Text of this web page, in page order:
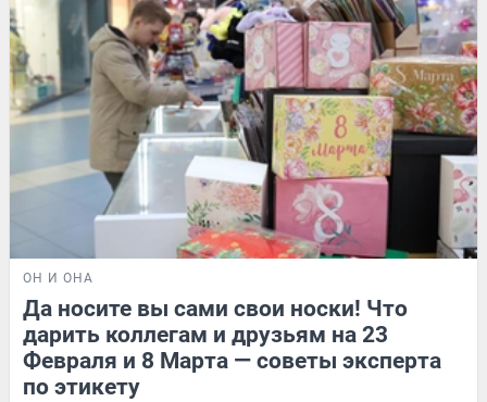
ОН И ОНА
Да носите вы сами свои носки! Что
дарить коллегам и друзьям на 23
Февраля и 8 Марта — советы эксперта
по этикету